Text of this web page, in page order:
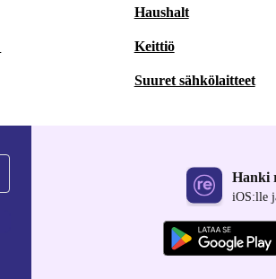
Haushalt
Keittiö
Suuret sähkölaitteet
Hanki
iOS:lle